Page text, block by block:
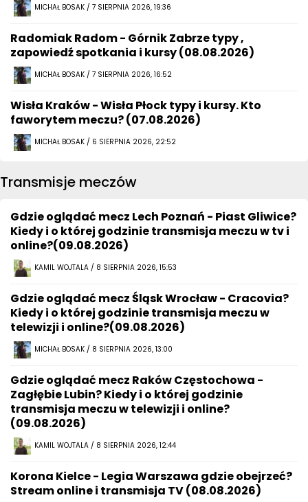
MICHAŁ BOSAK / 7 SIERPNIA 2026, 19:36
Radomiak Radom - Górnik Zabrze typy ,
zapowiedź spotkania i kursy (08.08.2026)
MICHAŁ BOSAK / 7 SIERPNIA 2026, 16:52
Wisła Kraków - Wisła Płock typy i kursy. Kto
faworytem meczu? (07.08.2026)
MICHAŁ BOSAK / 6 SIERPNIA 2026, 22:52
Transmisje meczów
Gdzie oglądać mecz Lech Poznań - Piast Gliwice?
Kiedy i o której godzinie transmisja meczu w tv i
online?(09.08.2026)
KAMIL WOJTALA / 8 SIERPNIA 2026, 15:53
Gdzie oglądać mecz Śląsk Wrocław - Cracovia?
Kiedy i o której godzinie transmisja meczu w
telewizji i online?(09.08.2026)
MICHAŁ BOSAK / 8 SIERPNIA 2026, 13:00
Gdzie oglądać mecz Raków Częstochowa -
Zagłębie Lubin? Kiedy i o której godzinie
transmisja meczu w telewizji i online?
(09.08.2026)
KAMIL WOJTALA / 8 SIERPNIA 2026, 12:44
Korona Kielce - Legia Warszawa gdzie obejrzeć?
Stream online i transmisja TV (08.08.2026)